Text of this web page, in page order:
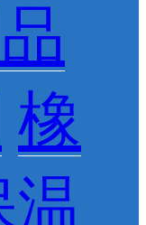
橡
温